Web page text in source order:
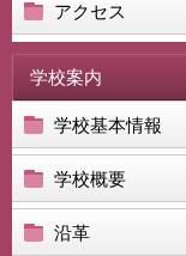
アクセス
学校案内
学校基本情報
学校概要
沿革